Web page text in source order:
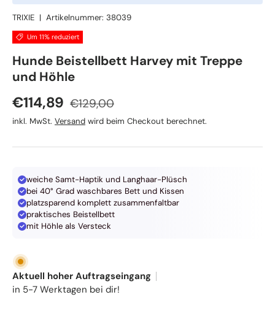
TRIXIE | Artikelnummer: 38039
Um 11% reduziert
TRIXIE
Hunde Beistellbett Harvey mit Treppe
und Höhle
Verkaufspreis
€114,89 Normaler Preis
€129,00
inkl. MwSt. Versand wird beim Checkout berechnet.
weiche Samt-Haptik und Langhaar-Plüsch
bei 40° Grad waschbares Bett und Kissen
platzsparend komplett zusammenfaltbar
praktisches Beistellbett
mit Höhle als Versteck
Aktuell hoher Auftragseingang
in 5-7 Werktagen bei dir!